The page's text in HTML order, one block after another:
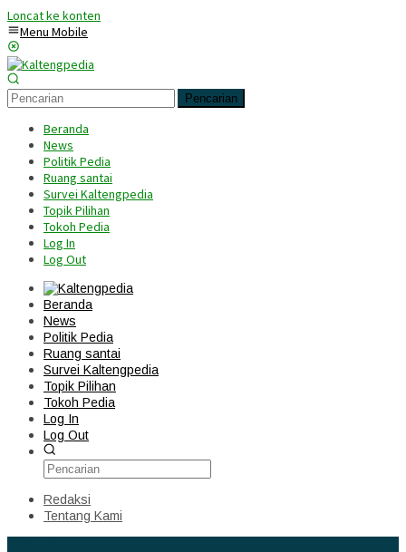
Loncat ke konten
Menu Mobile
Pencarian
Beranda
News
Politik Pedia
Ruang santai
Survei Kaltengpedia
Topik Pilihan
Tokoh Pedia
Log In
Log Out
Beranda
News
Politik Pedia
Ruang santai
Survei Kaltengpedia
Topik Pilihan
Tokoh Pedia
Log In
Log Out
Redaksi
Tentang Kami